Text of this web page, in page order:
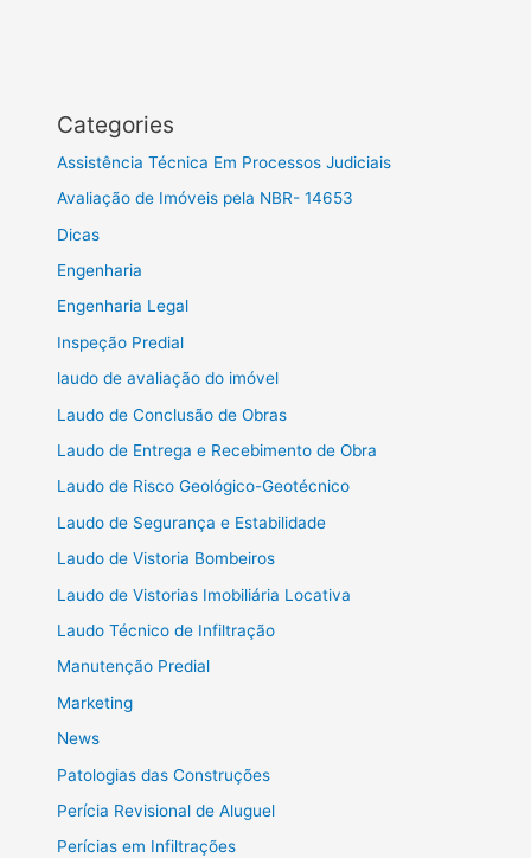
Categories
Assistência Técnica Em Processos Judiciais
Avaliação de Imóveis pela NBR- 14653
Dicas
Engenharia
Engenharia Legal
Inspeção Predial
laudo de avaliação do imóvel
Laudo de Conclusão de Obras
Laudo de Entrega e Recebimento de Obra
Laudo de Risco Geológico-Geotécnico
Laudo de Segurança e Estabilidade
Laudo de Vistoria Bombeiros
Laudo de Vistorias Imobiliária Locativa
Laudo Técnico de Infiltração
Manutenção Predial
Marketing
News
Patologias das Construções
Perícia Revisional de Aluguel
Perícias em Infiltrações